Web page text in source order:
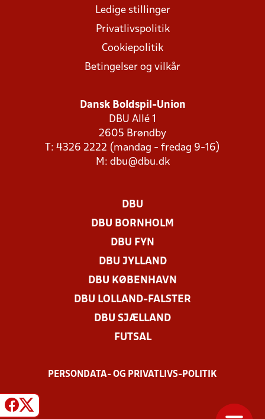
Ledige stillinger
Privatlivspolitik
Cookiepolitik
Betingelser og vilkår
Dansk Boldspil-Union
DBU Allé 1
2605 Brøndby
T: 4326 2222 (mandag - fredag 9-16)
M: dbu@dbu.dk
DBU
DBU BORNHOLM
DBU FYN
DBU JYLLAND
DBU KØBENHAVN
DBU LOLLAND-FALSTER
DBU SJÆLLAND
FUTSAL
PERSONDATA- OG PRIVATLIVS-POLITIK